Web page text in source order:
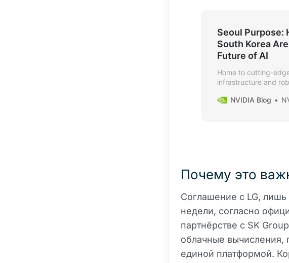
Seoul Purpose:
South Korea
Future of AI
Home to cutting-
infrastructure and
communities, South
NVIDIA Blog
Почему это
Соглашение с LG,
недели, согласно
партнёрстве с SK
облачные вычисления,
единой платформой.